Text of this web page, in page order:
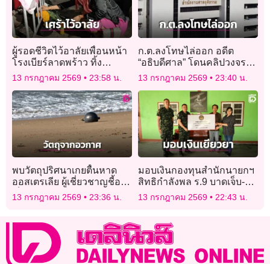
ผู้รอดชีวิตไว้อาลัยเพื่อนหน้า
โรงเบียร์ลาดพร้าว ทิ้ง
รองเท้าไว้ดูต่างหน้า ยอดดับ
28 ราย!
13 กรกฎาคม 2569 23:58 น.
ก.ต.ลงโทษไล่ออก อดีต
“อธิบดีศาล” โดนคลิปวงจรปิด
เข้าออกบ้านคู่ความตระกูล
13 กรกฎาคม 2569 23:40 น.
พบวัตถุปริศนาเกยตื้นหาด
ออสเตรเลีย ผู้เชี่ยวชาญชี้อาจ
เป็นขยะอวกาศ
13 กรกฎาคม 2569 23:36 น.
มอบเงินกองทุนสำนักนายกฯ
สิทธิกำลังพล ร.9 บาดเจ็บ-
เสียชีวิต เหตุซุ่มยิงชายแดน
ไทย-กัมพูชา
13 กรกฎาคม 2569 22:43 น.